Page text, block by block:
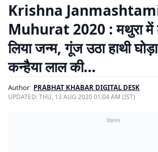
Krishna
Muhurat 2020 : मथुरा में
लिया जन्म, गूंज उठा हाथी
कन्हैया लाल की…
Author PRABHAT KHABAR DIGITAL DESK
UPDATED:THU, 13 AUG 2020 01:04 AM (IST)
विज्ञापन